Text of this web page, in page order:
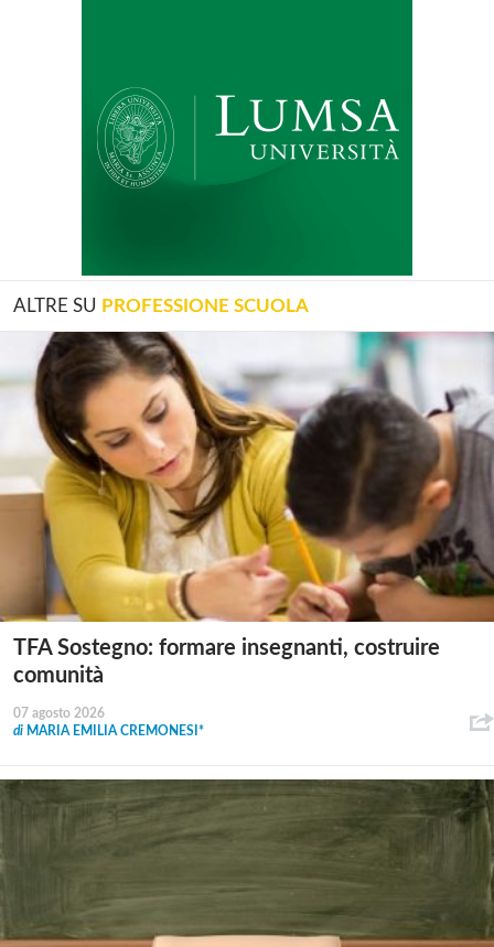
ALTRE SU PROFESSIONE SCUOLA
TFA Sostegno: formare insegnanti, costruire
comunità
07 agosto 2026
di MARIA EMILIA CREMONESI*